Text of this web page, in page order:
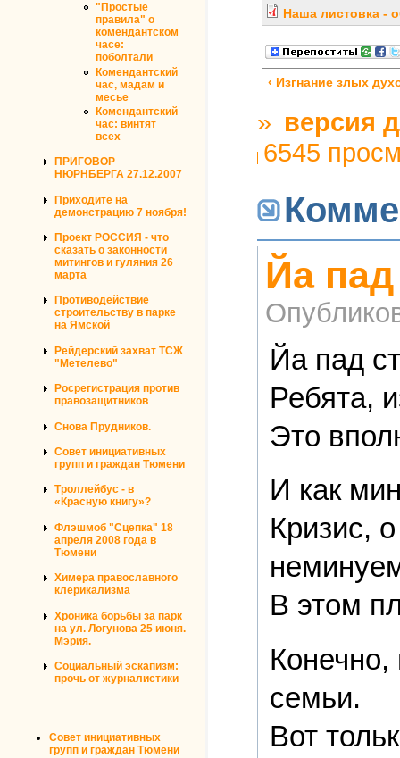
"Простые
правила" о
комендантском
часе:
поболтали
Комендантский
час, мадам и
месье
Комендантский
час: винтят
всех
ПРИГОВОР
НЮРНБЕРГА 27.12.2007
Приходите на
демонстрацию 7 ноября!
Проект РОССИЯ - что
сказать о законности
митингов и гуляния 26
марта
Противодействие
строительству в парке
на Ямской
Рейдерский захват ТСЖ
"Метелево"
Росрегистрация против
правозащитников
Снова Прудников.
Совет инициативных
групп и граждан Тюмени
Троллейбус - в
«Красную книгу»?
Флэшмоб "Сцепка" 18
апреля 2008 года в
Тюмени
Химера православного
клерикализма
Хроника борьбы за парк
на ул. Логунова 25 июня.
Мэрия.
Социальный эскапизм:
прочь от журналистики
Совет инициативных
групп и граждан Тюмени
Наша листовка -
‹ Изгнание злых
» версия
6545
Йа
Йа пад
Ребята,
Это
И как
Кризис,
В этом
Конечно,
семьи.
Вот